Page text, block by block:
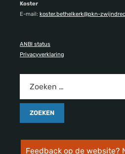
Koster
E-mail: koster.bethelkerk@pkn-
ANBI status
Privacyverklaring
Feedback op de website?